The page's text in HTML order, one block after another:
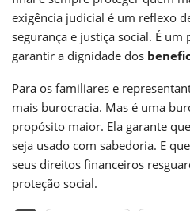
exigência judicial é um reflexo
segurança e justiça social. É
garantir a dignidade dos
Para os familiares e
mais burocracia. Mas é uma
propósito maior. Ela garante
seja usado com sabedoria. E
seus direitos financeiros
proteção social.